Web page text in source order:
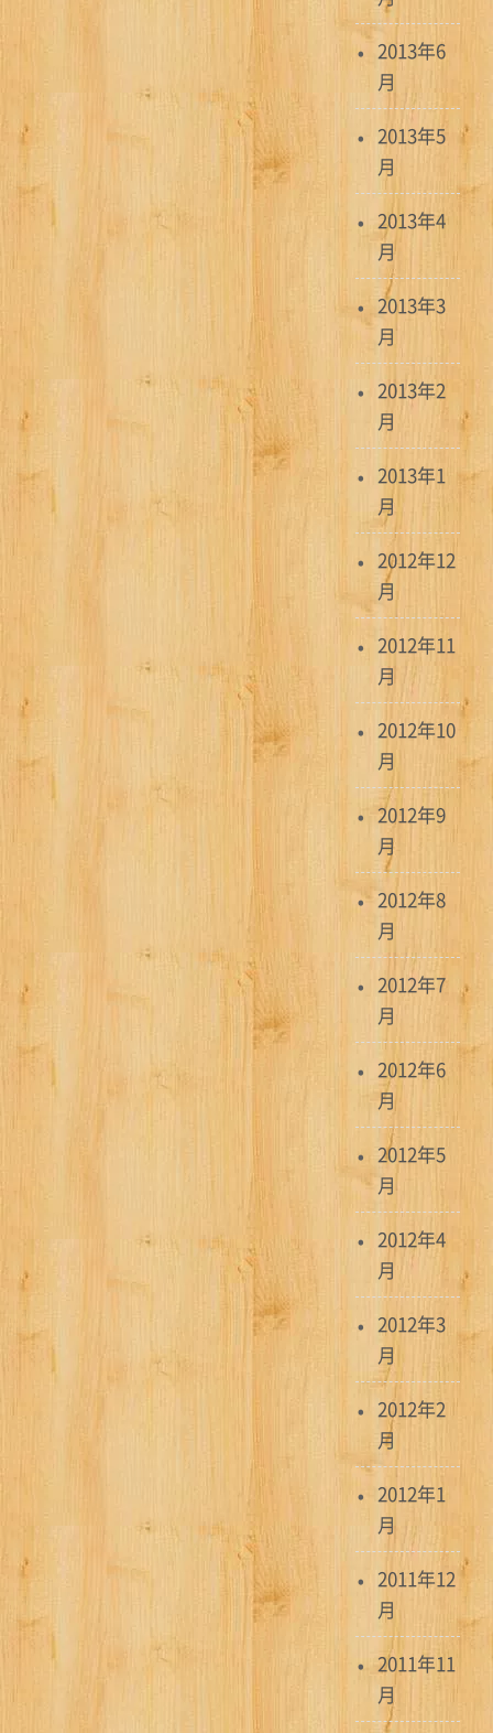
2013年6
月
2013年5
月
2013年4
月
2013年3
月
2013年2
月
2013年1
月
2012年12
月
2012年11
月
2012年10
月
2012年9
月
2012年8
月
2012年7
月
2012年6
月
2012年5
月
2012年4
月
2012年3
月
2012年2
月
2012年1
月
2011年12
月
2011年11
月